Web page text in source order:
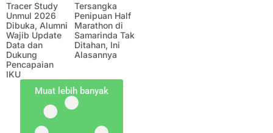
Tracer Study
Unmul 2026
Dibuka, Alumni
Wajib Update
Data dan
Dukung
Pencapaian
IKU
Tersangka
Penipuan Half
Marathon di
Samarinda Tak
Ditahan, Ini
Alasannya
Muat lebih banyak